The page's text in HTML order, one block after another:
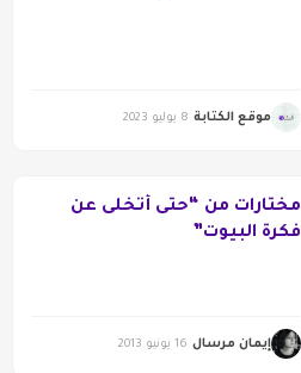
موقع الكتابة 8 يوليو 2023
مختارات من “حتى أتخلى عن
فكرة البيوت”
إيمان مرسال 16 يونيو 2013